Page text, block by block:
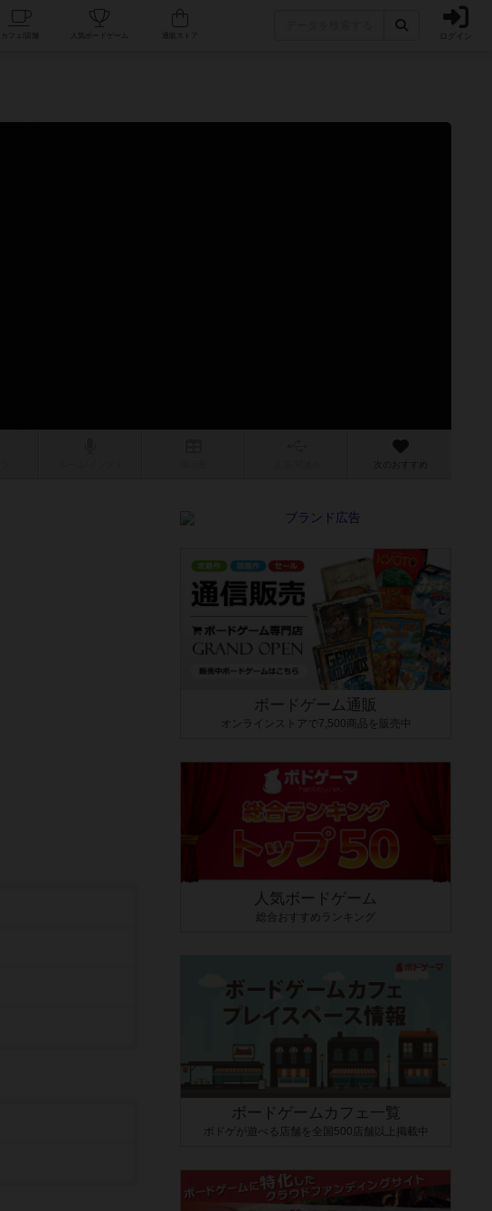
人気ボードゲーム ログイン
次のおすすめ
ボードゲーム通販
オンラインストアで7,500商品を販売中
人気ボードゲーム
総合おすすめランキング
ボードゲームカフェ一覧
ボドゲが遊べる店舗を全国500店舗以上掲載中